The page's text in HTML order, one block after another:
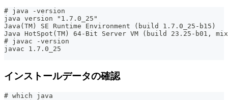
# java -version
java version "1.7.0_25"
Java(TM) SE Runtime Environment (build 1.7.0_25-b15)
Java HotSpot(TM) 64-Bit Server VM (build 23.25-b01,
# javac -version
javac 1.7.0_25
インストールデータの確認
# which java